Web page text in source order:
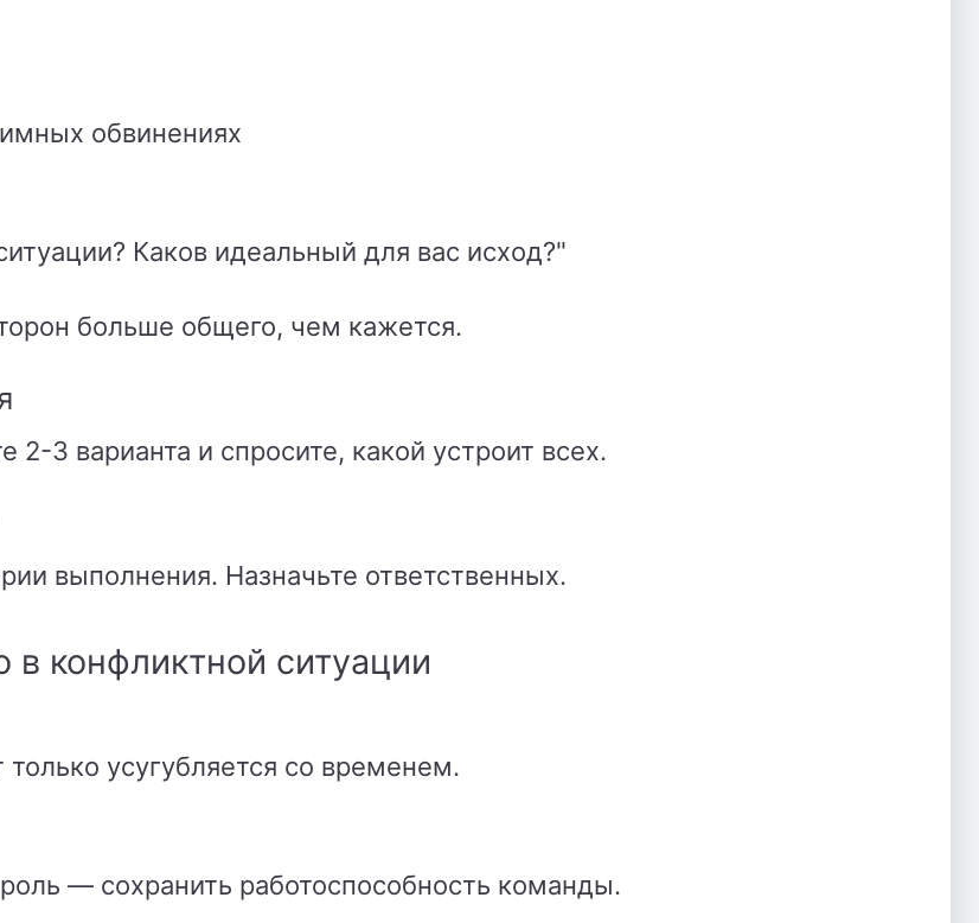
обвинениях
Каков идеальный для вас исход?"
больше общего, чем кажется.
3 варианта и спросите, какой устроит всех.
выполнения. Назначьте ответственных.
в конфликтной ситуации
усугубляется со временем.
— сохранить работоспособность команды.